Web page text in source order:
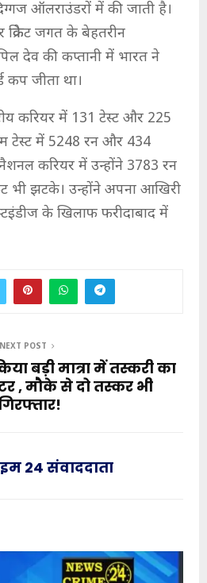
ऑलराउंडरों में की जाती है।
जगत के बेहतरीन
देव की कप्तानी में भारत ने
कप जीता था।
करियर में 131 टेस्ट और 225
टेस्ट में 5248 रन और 434
करियर में उन्होंने 3783 रन
भी झटके। उन्होंने अपना आखिरी
के खिलाफ फरीदाबाद में
NEXT POST
बड़ी मात्रा में तस्करी का
, मौके से दो तस्कर भी
24 संवाददाता